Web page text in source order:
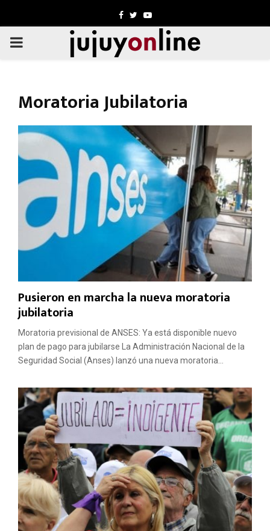
Facebook
TwitterYoutube
PRIMARY
Moratoria Jubilatoria
Pusieron en marcha la nueva moratoria
jubilatoria
Moratoria previsional de ANSES: Ya está disponible nuevo
plan de pago para jubilarse La Administración Nacional de la
Seguridad Social (Anses) lanzó una nueva moratoria...